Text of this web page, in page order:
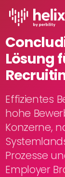
Lösung
Effizientes
hohe
Konzerne,
Prozesse
Employer